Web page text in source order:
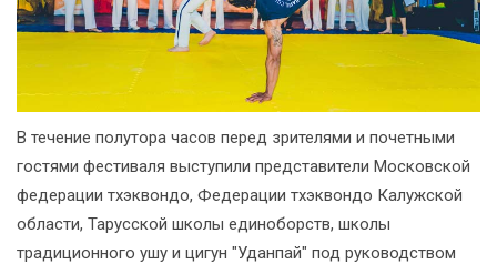
В течение полутора часов перед зрителями и почетными
гостями фестиваля выступили представители Московской
федерации тхэквондо, Федерации тхэквондо Калужской
области, Тарусской школы единоборств, школы
традиционного ушу и цигун "Уданпай" под руководством